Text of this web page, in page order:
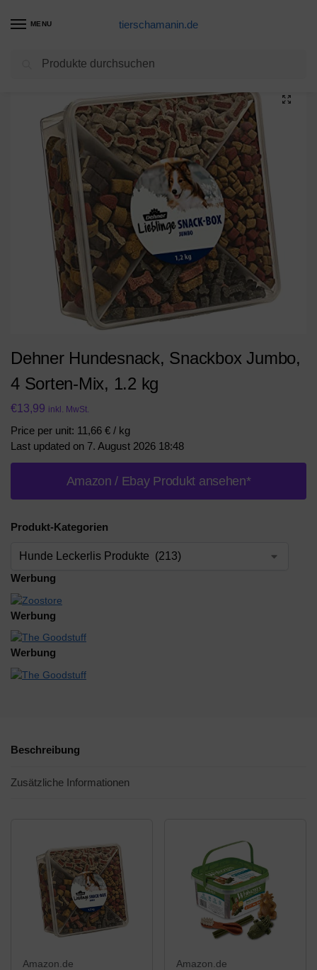
MENU tierschamanin.de
Hunde Leckerlis Produkte / Dehner Hundesnack, Snackbox Jumbo, 4 Sorten-Mix, 1.2 kg
Dehner Hundesnack, Snackbox Jumbo,
4 Sorten-Mix, 1.2 kg
€13,99 inkl. MwSt.
Price per unit: 11,66 € / kg
Last updated on 7. August 2026 18:48
Amazon / Ebay Produkt ansehen*
Produkt-Kategorien
Werbung
Werbung
Werbung
Beschreibung
Zusätzliche Informationen
Amazon.de Amazon.de